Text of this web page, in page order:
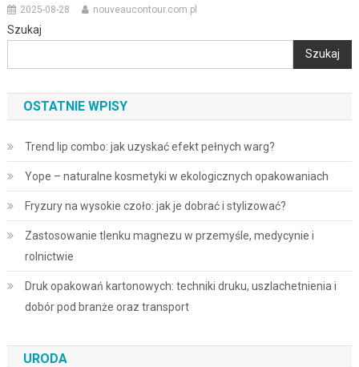
2025-08-28 nouveaucontour.com.pl
Szukaj
Szukaj
OSTATNIE WPISY
Trend lip combo: jak uzyskać efekt pełnych warg?
Yope – naturalne kosmetyki w ekologicznych opakowaniach
Fryzury na wysokie czoło: jak je dobrać i stylizować?
Zastosowanie tlenku magnezu w przemyśle, medycynie i
rolnictwie
Druk opakowań kartonowych: techniki druku, uszlachetnienia i
dobór pod branże oraz transport
URODA